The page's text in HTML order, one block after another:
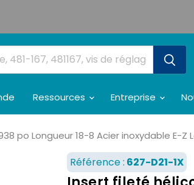
Ressources Entreprise
po Longueur 18-8 Acier inoxydable E-Z
Référence : 627-D21-1X